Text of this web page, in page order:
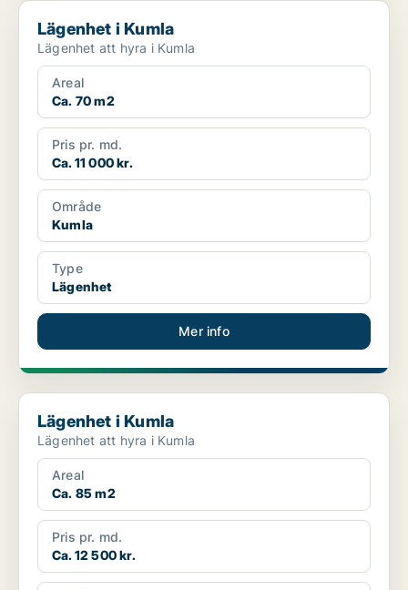
Lägenhet i Kumla
Lägenhet i Kumla
Lägenhet att hyra i Kumla
Areal
Ca. 70 m2
Pris pr. md.
Ca. 11 000 kr.
Område
Kumla
Type
Lägenhet
Mer info
Lägenhet i Kumla
Lägenhet i Kumla
Lägenhet att hyra i Kumla
Areal
Ca. 85 m2
Pris pr. md.
Ca. 12 500 kr.